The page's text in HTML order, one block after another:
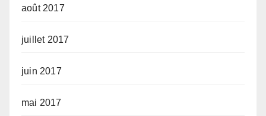
août 2017
juillet 2017
juin 2017
mai 2017